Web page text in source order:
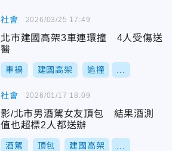
社會
北市建國高架3車連環撞 4人受傷送
醫
車禍 建國高架 追撞
2026/03/25 17:49
社會
影/北市男酒駕女友頂包 結果酒測
值也超標2人都送辦
酒駕 頂包 建國高架
2026/01/17 18:09